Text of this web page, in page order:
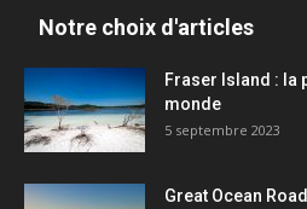
Notre choix d'articles
Fraser Island : la
monde
5 septembre 2023
Great Ocean